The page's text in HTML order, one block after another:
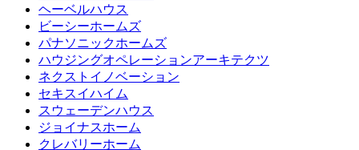
ヘーベルハウス
ビーシーホームズ
パナソニックホームズ
ハウジングオペレーションアーキテクツ
ネクストイノベーション
セキスイハイム
スウェーデンハウス
ジョイナスホーム
クレバリーホーム